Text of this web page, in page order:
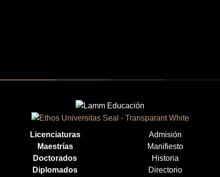
Licenciaturas
Maestrías
Doctorados
Diplomados
Admisión
Manifiesto
Historia
Directorio